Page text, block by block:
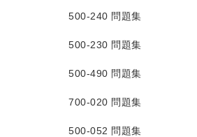
500-240 問題集
500-230 問題集
500-490 問題集
700-020 問題集
500-052 問題集